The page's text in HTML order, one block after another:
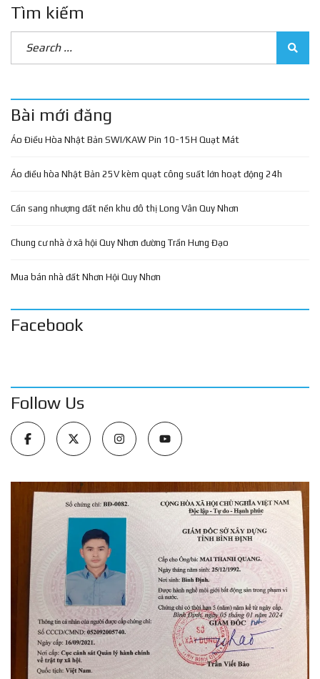
Tìm kiếm
Bài mới đăng
Áo Điều Hòa Nhật Bản SWI/KAW Pin 10-15H Quạt Mát
Áo điều hòa Nhật Bản 25V kèm quạt công suất lớn hoạt động 24h
Cần sang nhượng đất nền khu đô thị Long Vân Quy Nhơn
Chung cư nhà ở xã hội Quy Nhơn đường Trần Hưng Đạo
Mua bán nhà đất Nhơn Hội Quy Nhơn
Facebook
Follow Us